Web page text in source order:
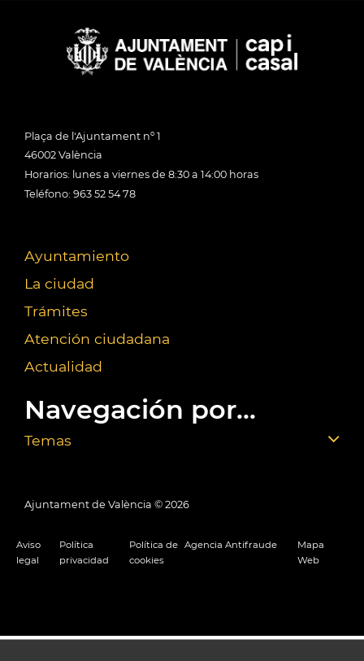
Plaça de l'Ajuntament nº 1
46002 València
Horarios: lunes a viernes de 8:30 a 14:00 horas
Teléfono: 963 52 54 78
Ayuntamiento
La ciudad
Trámites
Atención ciudadana
Actualidad
Navegación por...
Temas
Ajuntament de València © 2026
Aviso
legal
Política
privacidad
Política de
cookies
Agencia Antifraude
Mapa
Web